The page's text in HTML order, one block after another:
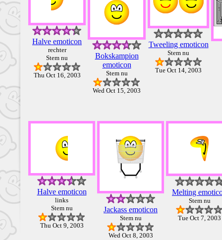
Halve emoticon
rechter
Stem nu
Thu Oct 16, 2003
Bokskampion
emoticon
Stem nu
Wed Oct 15, 2003
Tweeling emoticon
Stem nu
Tue Oct 14, 2003
Halve emoticon
links
Stem nu
Thu Oct 9, 2003
Jackass emoticon
Stem nu
Wed Oct 8, 2003
Melting
Stem nu
Tue Oct 7, 2003